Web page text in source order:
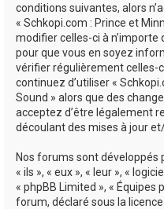
conditions suivantes, alors
« Schkopi.com : Prince et
modifier celles-ci à
pour que vous en soyez
vérifier régulièrement celles-
continuez d’utiliser «
Sound » alors que des
acceptez d’être légalement
découlant des mises à jour
Nos forums sont développés
« ils », « eux », « leur », «
« phpBB Limited », « Équipes
forum, déclaré sous la licence